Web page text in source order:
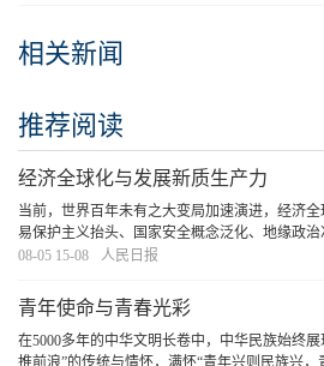
相关新闻
推荐阅读
经济全球化与发展新质生产力
当前，世界百年未有之大变局加速演进，经济
易保护主义抬头、国家安全概念泛化、地缘政
义增多，加剧了全球政治经济格局的不确定性，
08-05 15-08 人民日报
青年使命与青春光彩
在5000多年的中华文明长卷中，中华民族始终
推前浪”的传统与情怀，满怀“青年兴则民族兴